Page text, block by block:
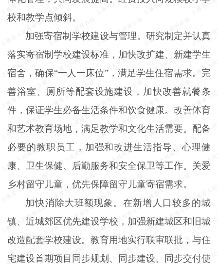
校和教学点倾斜。
加强寄宿制学校建设与管理。研究制定并认真
落实寄宿制学校建设标准，加快改扩建、新建学生
宿舍，确保“一人一床位”，满足学生住宿需求。完
善浴室、厕所等配套设施建设，加快改善就餐条
件，保证学生必备生活条件和饮食健康。改善体育
和艺术教育场地，满足教学和文化生活需要。配备
必要的教职员工，加强和改进生活指导、心理健
康、卫生保健、后勤服务和安全保卫等工作。关爱
乡村留守儿童，优先保障留守儿童寄宿需求。
加快消除大班额现象。在新增人口较多的城
镇、近城郊区优先建设学校，加强新建城区和旧城
改造配套学校建设。教育用地实行联审联批，与住
宅建设首期项目同步规划、同步建设、同步交付使